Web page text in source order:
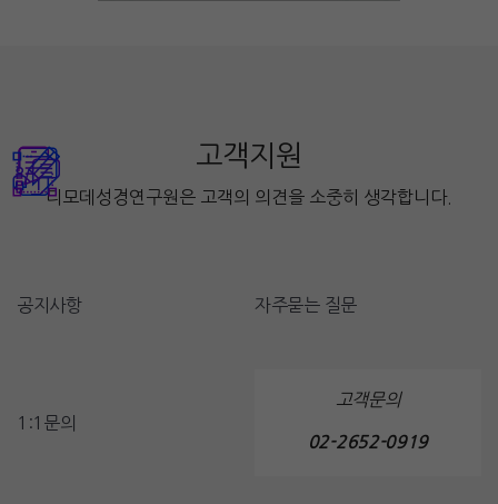
고객지원
디모데성경연구원은 고객의 의견을 소중히 생각합니다.
공지사항 자주묻는 질문
1:1문의
고객문의
02-2652-0919